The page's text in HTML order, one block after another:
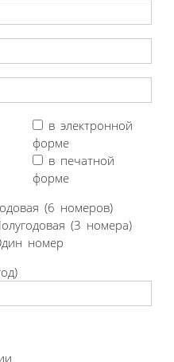
в электронной
форме
в печатной
форме
(6 номеров)
(3 номера)
номер